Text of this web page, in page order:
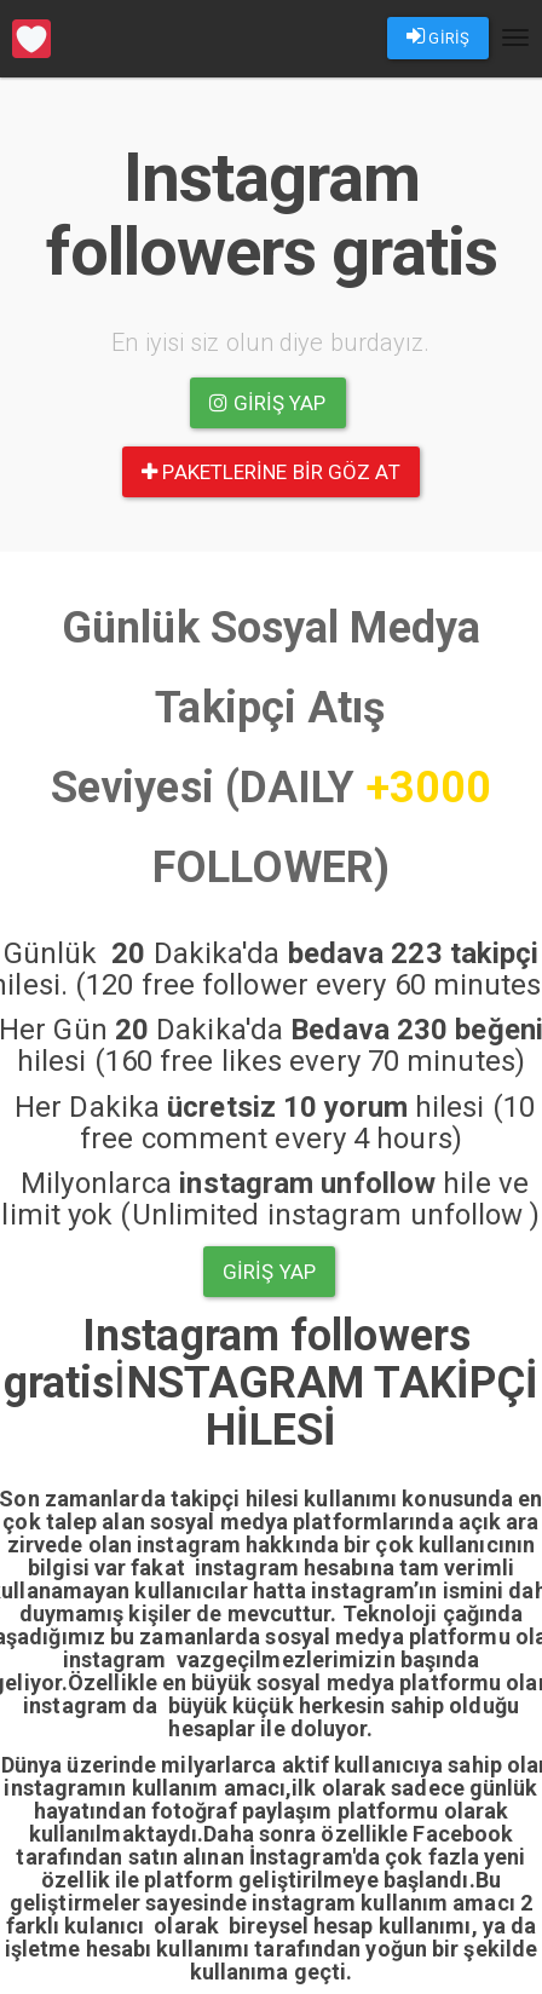
GİRİŞ
Instagram
followers gratis
En iyisi siz olun diye burdayız.
GIRIŞ YAP
PAKETLERINE BIR GÖZ AT
Günlük Sosyal Medya
Takipçi Atış
Seviyesi (DAILY +3000
FOLLOWER)
Günlük 20 Dakika'da bedava 223 takipçi
(120 free follower every 60
Her Gün 20 Dakika'da Bedava 230 beğeni
hilesi (160 free likes every 70 minutes)
Her Dakika ücretsiz 10 yorum hilesi (10
free comment every 4 hours)
Milyonlarca instagram unfollow hile ve
limit yok (Unlimited instagram unfollow )
GIRIŞ YAP
Instagram followers
gratisİNSTAGRAM TAKİPÇİ
HİLESİ
Son zamanlarda takipçi hilesi kullanımı konusunda en
çok talep alan sosyal medya platformlarında açık ara
zirvede olan instagram hakkında bir çok kullanıcının
bilgisi var fakat instagram hesabına tam verimli
kullanıcılar hatta instagram’ın ismini
duymamış kişiler de mevcuttur. Teknoloji çağında
bu zamanlarda sosyal medya platformu
instagram vazgeçilmezlerimizin başında
en büyük sosyal medya platformu
instagram da büyük küçük herkesin sahip olduğu
hesaplar ile doluyor.
üzerinde milyarlarca aktif kullanıcıya sahip
instagramın kullanım amacı,ilk olarak sadece günlük
hayatından fotoğraf paylaşım platformu olarak
kullanılmaktaydı.Daha sonra özellikle Facebook
tarafından satın alınan İnstagram'da çok fazla yeni
özellik ile platform geliştirilmeye başlandı.Bu
geliştirmeler sayesinde instagram kullanım amacı 2
farklı kulanıcı olarak bireysel hesap kullanımı, ya da
işletme hesabı kullanımı tarafından yoğun bir şekilde
kullanıma geçti.